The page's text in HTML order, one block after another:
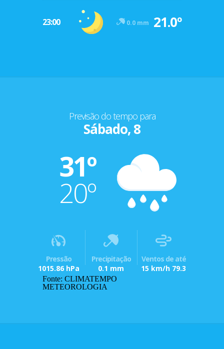
23:00 0.0 mm 21.0º
Previsão do tempo para
Sábado, 8
31º
20º
Pressão
1015.86 hPa
Precipitação
0.1 mm
Ventos de até
15 km/h 79.3
Fonte: CLIMATEMPO
METEOROLOGIA